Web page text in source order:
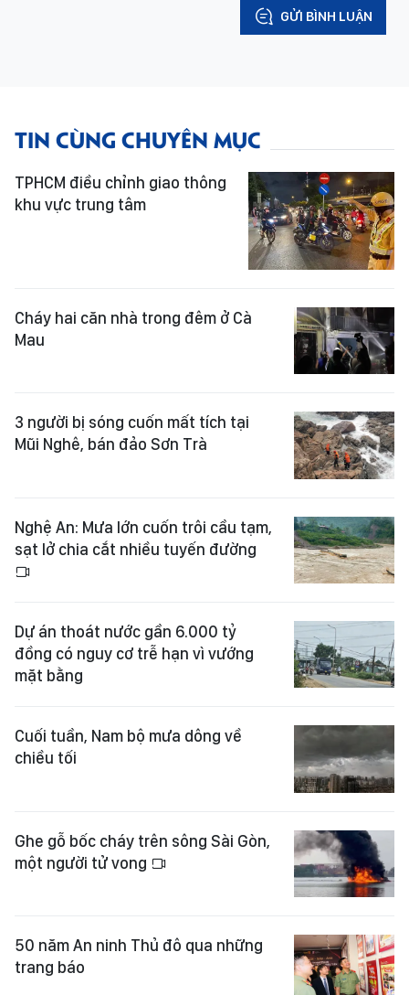
GỬI BÌNH LUẬN
TIN CÙNG CHUYÊN MỤC
TPHCM điều chỉnh giao thông
khu vực trung tâm
Cháy hai căn nhà trong đêm ở Cà
Mau
3 người bị sóng cuốn mất tích tại
Mũi Nghê, bán đảo Sơn Trà
Nghệ An: Mưa lớn cuốn trôi cầu tạm,
sạt lở chia cắt nhiều tuyến đường
Dự án thoát nước gần 6.000 tỷ
đồng có nguy cơ trễ hạn vì vướng
mặt bằng
Cuối tuần, Nam bộ mưa dông về
chiều tối
Ghe gỗ bốc cháy trên sông Sài Gòn,
một người tử vong
50 năm An ninh Thủ đô qua những
trang báo